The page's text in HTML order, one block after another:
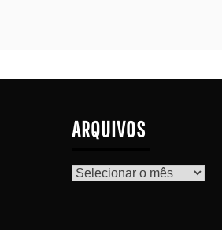
ARQUIVOS
Arquivos